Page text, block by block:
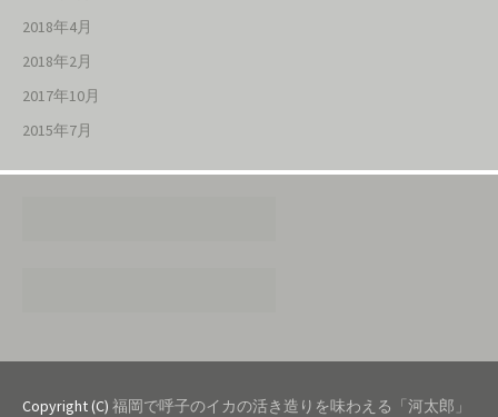
2018年4月
2018年2月
2017年10月
2015年7月
Copyright (C) 福岡で呼子のイカの活き造りを味わえる「河太郎」